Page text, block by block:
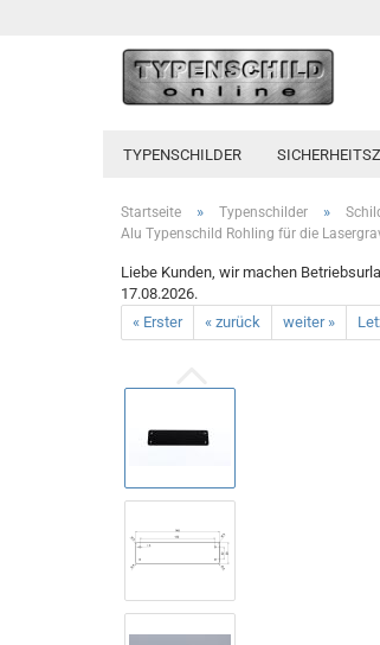
TYPENSCHILDER
Startseite » Typenschilder »
Alu Typenschild Rohling für die
Liebe Kunden, wir machen
17.08.2026.
« Erster
« zurück weiter »